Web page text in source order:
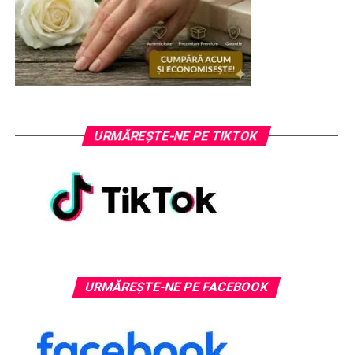
URMĂREȘTE-NE PE TIKTOK
URMĂREȘTE-NE PE FACEBOOK